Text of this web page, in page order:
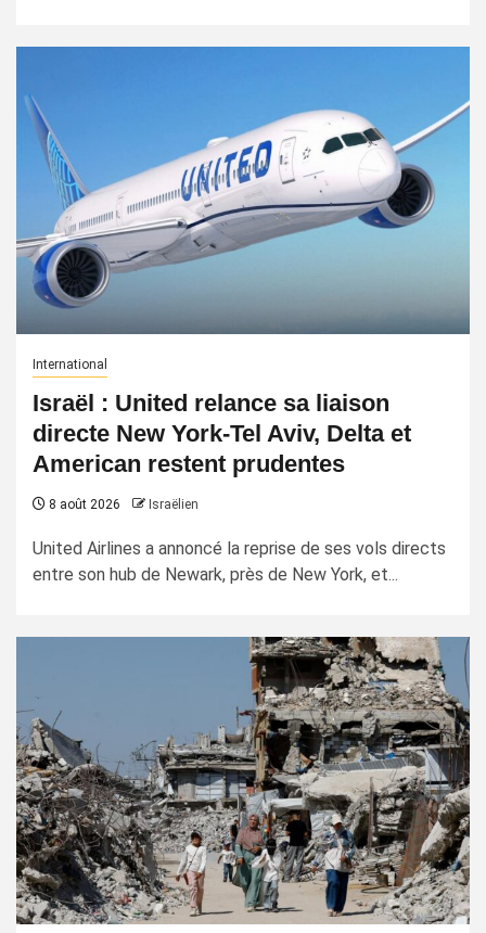
International
Israël : United relance sa liaison
directe New York-Tel Aviv, Delta et
American restent prudentes
8 août 2026 Israëlien
United Airlines a annoncé la reprise de ses vols directs
entre son hub de Newark, près de New York, et...